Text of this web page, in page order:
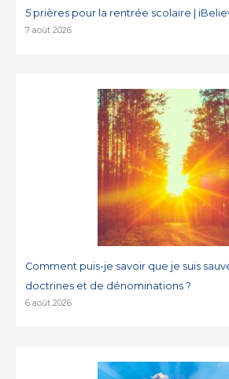
5 prières pour la rentrée scolaire |
7 août 2026
Comment puis-je savoir que je suis
doctrines et de dénominations ?
6 août 2026